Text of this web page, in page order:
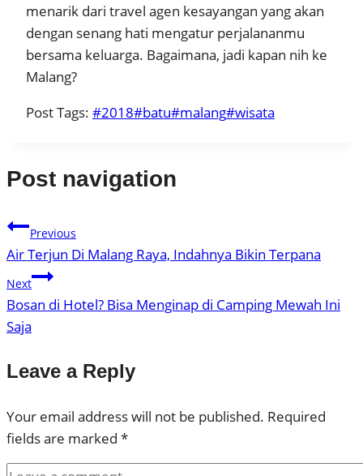
menarik dari travel agen kesayangan yang akan
dengan senang hati mengatur perjalananmu
bersama keluarga. Bagaimana, jadi kapan nih ke
Malang?
Post Tags: #2018#batu#malang#wisata
Post navigation
Previous
Air Terjun Di Malang Raya, Indahnya Bikin Terpana
Next
Bosan di Hotel? Bisa Menginap di Camping Mewah Ini
Saja
Leave a Reply
Your email address will not be published. Required
fields are marked *